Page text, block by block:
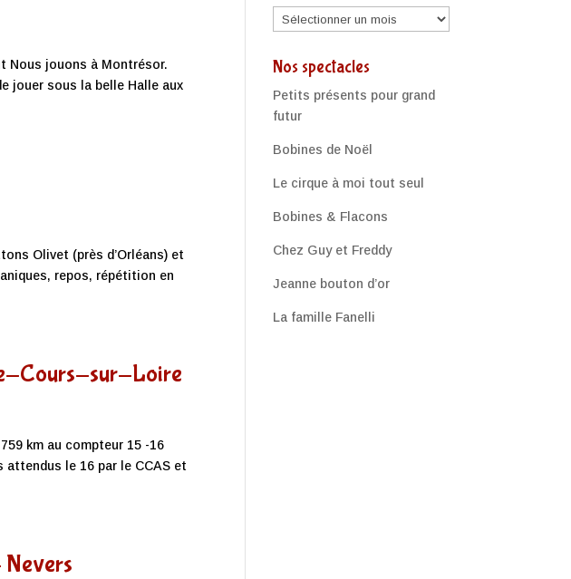
Nous jouons à Montrésor.
jouer sous la belle Halle aux
Olivet (près d’Orléans) et
repos, répétition en
Cours-sur-Loire
km au compteur 15 -16
le 16 par le CCAS et
Archives
Nos spectacles
Petits présents pour grand
futur
Bobines de Noël
Le cirque à moi tout seul
Bobines & Flacons
Chez Guy et Freddy
Jeanne bouton d’or
La famille Fanelli